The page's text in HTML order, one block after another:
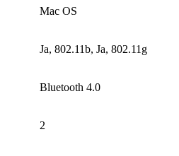
Mac OS
Ja, 802.11b, Ja, 802.11g
Bluetooth 4.0
2